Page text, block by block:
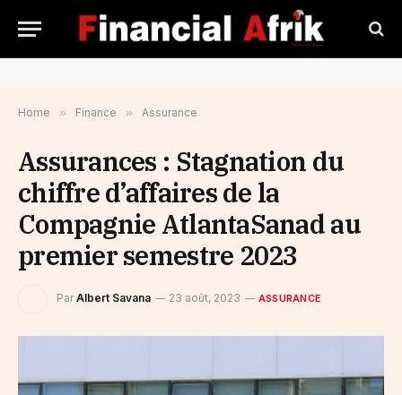
Home » Finance » Assurance
Assurances : Stagnation du
chiffre d’affaires de la
Compagnie AtlantaSanad au
premier semestre 2023
Par Albert Savana 23 août, 2023 ASSURANCE